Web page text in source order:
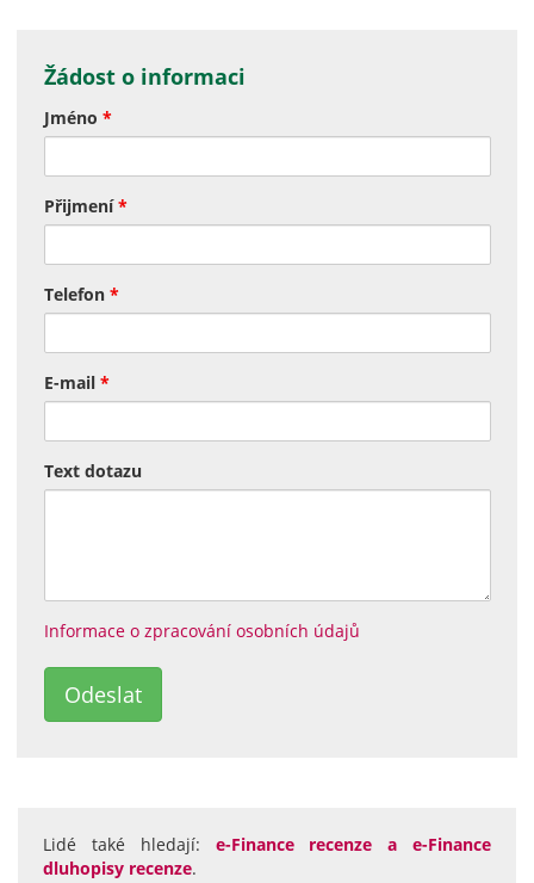
Žádost o informaci
Jméno *
Přijmení*
Telefon *
E-mail *
Text dotazu
Informace o zpracování osobních údajů
Lidé také hledají: e-Finance recenze a e-Finance
dluhopisy recenze.